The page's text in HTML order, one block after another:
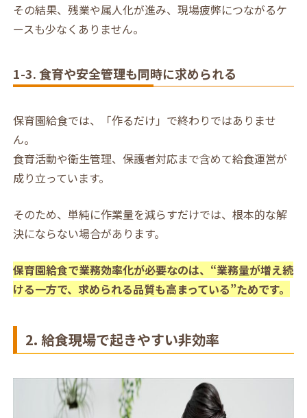
その結果、残業や属人化が進み、現場疲弊につながるケ
ースも少なくありません。
1-3. 食育や安全管理も同時に求められる
保育園給食では、「作るだけ」で終わりではありませ
ん。
食育活動や衛生管理、保護者対応まで含めて給食運営が
成り立っています。
そのため、単純に作業量を減らすだけでは、根本的な解
決にならない場合があります。
保育園給食で業務効率化が必要なのは、“業務量が増え続
ける一方で、求められる品質も高まっている”ためです。
2. 給食現場で起きやすい非効率